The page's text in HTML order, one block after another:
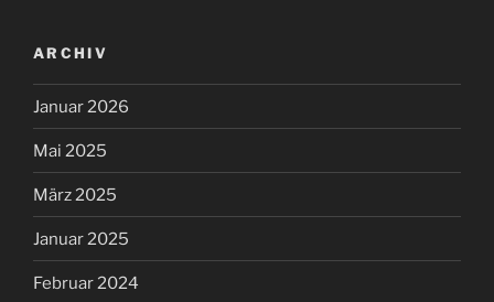
ARCHIV
Januar 2026
Mai 2025
März 2025
Januar 2025
Februar 2024